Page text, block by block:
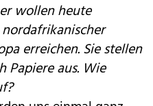
wollen heute
erreichen. Sie stellen
Papiere aus. Wie